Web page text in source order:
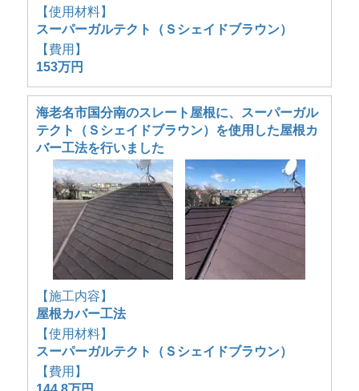
【使用材料】
スーパーガルテクト（Ｓシェイドブラウン）
【費用】
153万円
海老名市国分南のスレート屋根に、スーパーガル
テクト（Ｓシェイドブラウン）を使用した屋根カ
バー工法を行いました
【施工内容】
屋根カバー工法
【使用材料】
スーパーガルテクト（Ｓシェイドブラウン）
【費用】